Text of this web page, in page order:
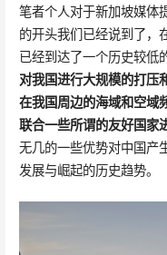
笔者个人对于新加坡媒体
的开头我们已经说到了，
已经到达了一个历史较低
对我国进行大规模的打压
在我国周边的海域和空域
联合一些所谓的友好国家
无几的一些优势对中国产
发展与崛起的历史趋势。